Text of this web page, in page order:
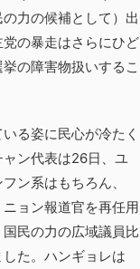
力の候補として）出
の暴走はさらにひど
の障害物扱いするこ
る姿に民心が冷たく
ン代表は26日、ユ
ン系はもちろん、
ョン報道官を再任用
民の力の広域議員比
た。ハンギョレは